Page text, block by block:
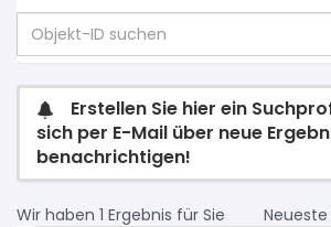
Erstellen Sie hier ein
sich per E-Mail über neue
benachrichtigen!
Wir haben 1 Ergebnis für Sie